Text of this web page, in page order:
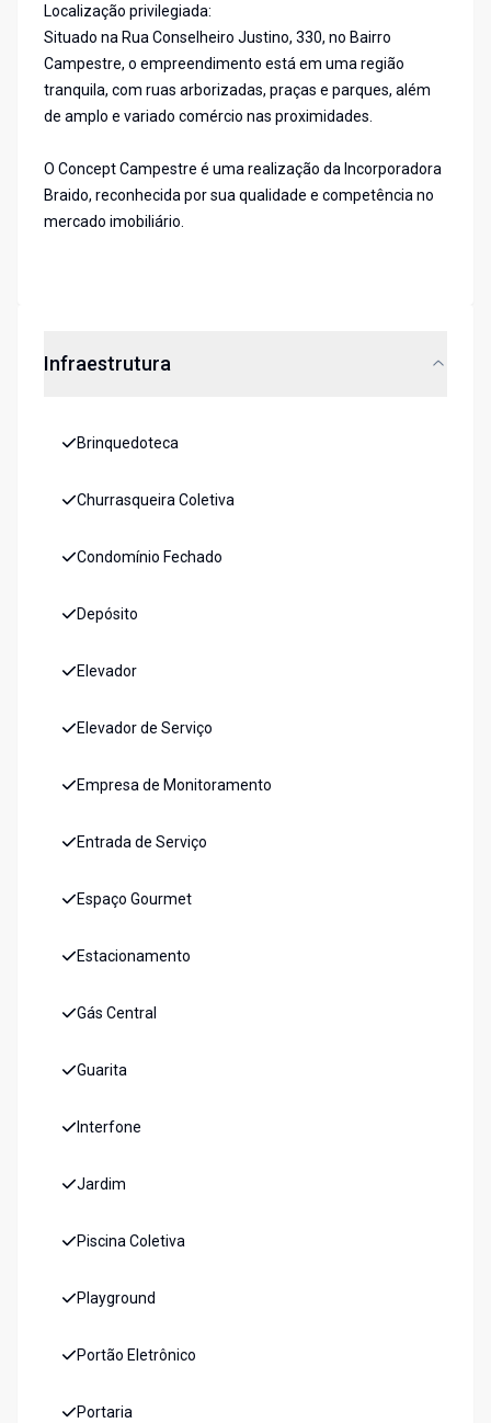
Localização privilegiada:
Situado na Rua Conselheiro Justino, 330, no Bairro
Campestre, o empreendimento está em uma região
tranquila, com ruas arborizadas, praças e parques, além
de amplo e variado comércio nas proximidades.
O Concept Campestre é uma realização da Incorporadora
Braido, reconhecida por sua qualidade e competência no
mercado imobiliário.
Infraestrutura
Brinquedoteca
Churrasqueira Coletiva
Condomínio Fechado
Depósito
Elevador
Elevador de Serviço
Empresa de Monitoramento
Entrada de Serviço
Espaço Gourmet
Estacionamento
Gás Central
Guarita
Interfone
Jardim
Piscina Coletiva
Playground
Portão Eletrônico
Portaria